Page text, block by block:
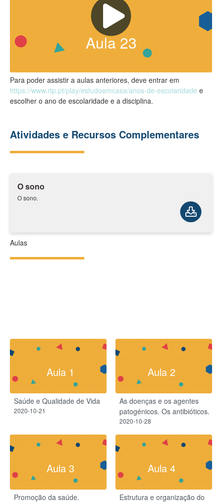
Aula23
Para poder assistir a aulas anteriores, deve entrar em
https://www.rtp.pt/play/estudoemcasa/anos-de-escolaridade e
escolher o ano de escolaridade e a disciplina.
Atividades e Recursos Complementares
O sono
O sono.
Aulas
Aula 1
Saúde e Qualidade de Vida
2020-10-21
Aula 2
As doenças e os agentes
patogénicos. Os antibióticos.
2020-10-28
Aula 3
Promoção da saúde.
Aula 4
Estrutura e organização do